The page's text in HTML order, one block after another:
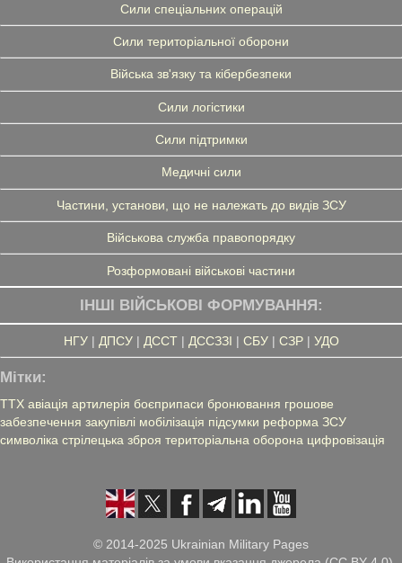
Сили спеціальних операцій
Сили територіальної оборони
Війська зв'язку та кібербезпеки
Сили логістики
Сили підтримки
Медичні сили
Частини, установи, що не належать до видів ЗСУ
Військова служба правопорядку
Розформовані військові частини
ІНШІ ВІЙСЬКОВІ ФОРМУВАННЯ:
НГУ| ДПСУ| ДССТ| ДССЗЗІ | СБУ| СЗР| УДО
Мітки:
ТТХ авіація артилерія боєприпаси бронювання грошове
забезпечення закупівлі мобілізація підсумки реформа ЗСУ
символіка стрілецька зброя територіальна оборона цифровізація
© 2014-2025 Ukrainian Military Pages